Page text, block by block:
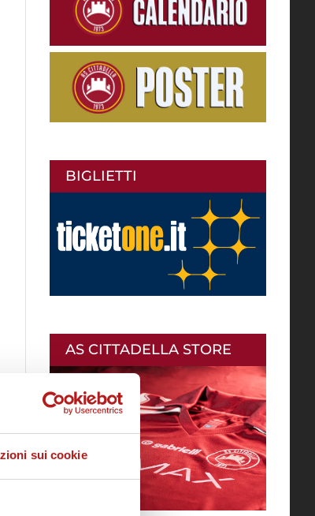
sui cookie
BIGLIETTI
AS CITTADELLA STORE